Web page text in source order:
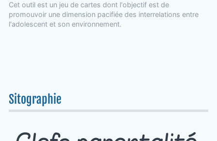
Cet outil est un jeu de cartes dont l'objectif est de
promouvoir une dimension pacifiée des interrelations entre
l'adolescent et son environnement.
Sitographie